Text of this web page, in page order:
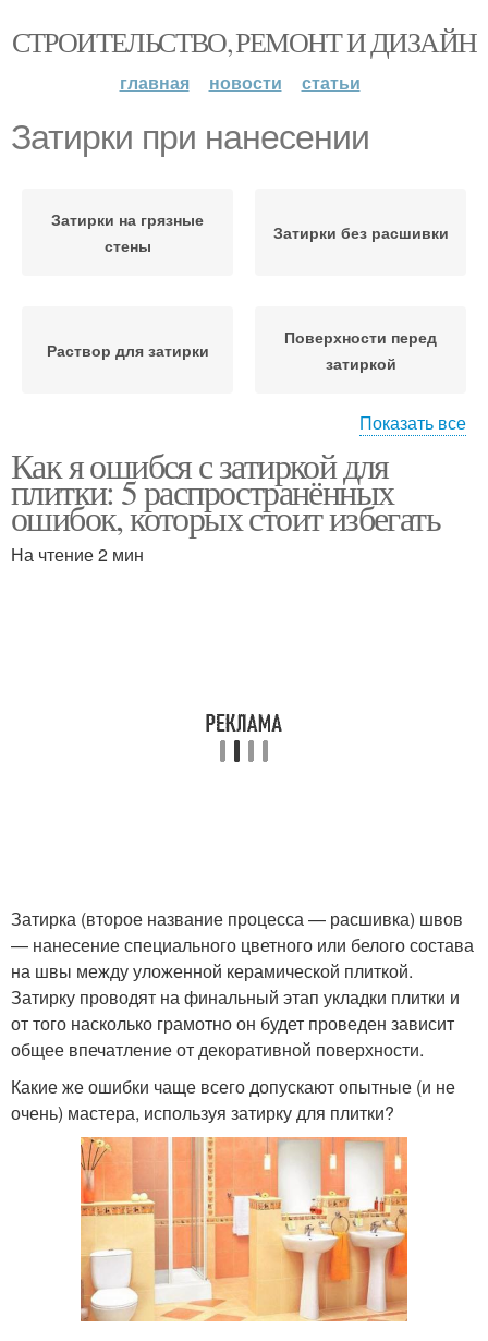
СТРОИТЕЛЬСТВО, РЕМОНТ И ДИЗАЙН
главная новости статьи
Затирки при нанесении
Затирки на грязные
стены
Затирки без расшивки
Раствор для затирки
Поверхности перед
затиркой
Инструмент для затирки Помещения при затирке
Показать все
Как я ошибся с затиркой для
плитки: 5 распространённых
ошибок, которых стоит избегать
На чтение 2 мин
Затирка (второе название процесса — расшивка) швов
— нанесение специального цветного или белого состава
на швы между уложенной керамической плиткой.
Затирку проводят на финальный этап укладки плитки и
от того насколько грамотно он будет проведен зависит
общее впечатление от декоративной поверхности.
Какие же ошибки чаще всего допускают опытные (и не
очень) мастера, используя затирку для плитки?